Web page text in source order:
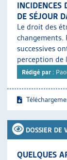
INCIDENCES
DE SÉJOUR
Le droit des
changements.
successives
perception de
Rédigé par :
DOSSIER DE
QUELQUES